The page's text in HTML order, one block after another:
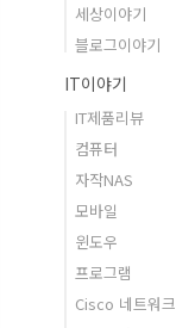
세상이야기
블로그이야기
IT이야기
IT제품리뷰
컴퓨터
자작NAS
모바일
윈도우
프로그램
Cisco 네트워크